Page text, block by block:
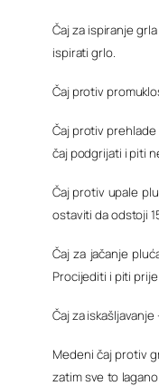
Čaj za ispiranje
ispirati grlo.
Čaj protiv
Čaj protiv
čaj podgrijati i piti
Čaj protiv upale
ostaviti da odstoji
Čaj za jačanje
Procijediti i piti prije
Čaj za
Medeni čaj protiv
zatim sve to